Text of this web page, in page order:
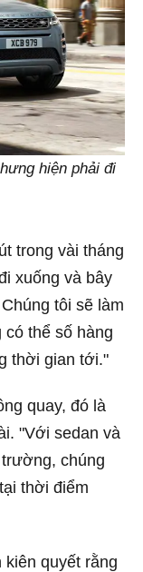
hiện phải đi
trong vài tháng
xuống và bây
tôi sẽ làm
thể số hàng
thời gian tới."
quay, đó là
"Với sedan và
chúng
thời điểm
kiên quyết rằng